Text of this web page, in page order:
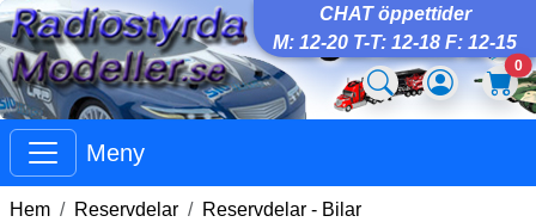
CHAT öppettider
M: 12-20 T-T: 12-18 F: 12-15
0
Meny
Hem Reservdelar
Reservdelar - Bilar